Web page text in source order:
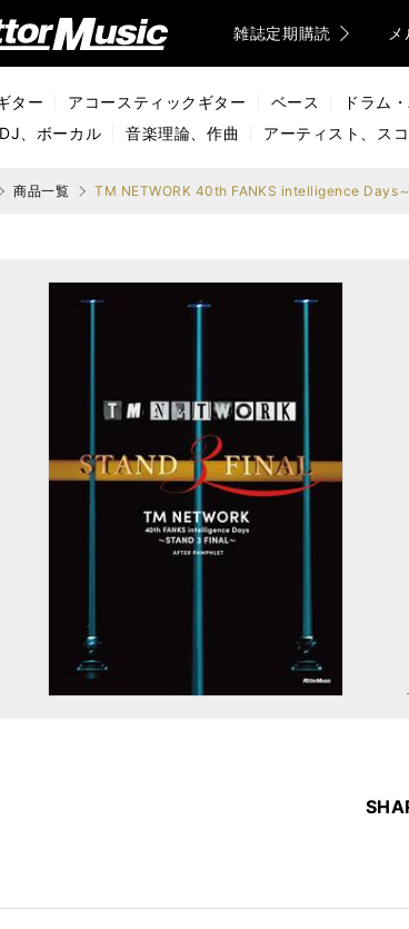
Music) 雑誌定期購読
ター アコースティックギター ベース ドラム
、ボーカル
音楽理論、作曲 アーティスト、ス
商品一覧
拡